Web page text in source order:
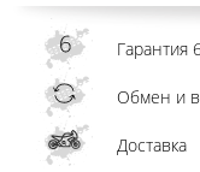
Гарантия
Обмен и
Доставка